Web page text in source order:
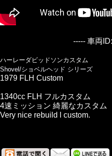
----- 車両
ハーレーダビッドソンカスタム
Shovel/ショベルヘッド シリーズ
1979 FLH Custom
1340cc FLH フルカスタム
4速ミッション 綺麗なカスタム
Very nice rebuild l custom.